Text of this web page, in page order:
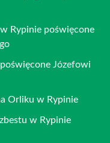
Rypinie poświęcone
Józefowi
Orliku w Rypinie
w Rypinie